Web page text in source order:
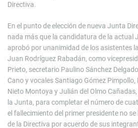
Directiva.
En el punto de elección de nueva Junta
nada más que la candidatura de la actual
aprobó por unanimidad de los asistentes
Juan Rodríguez Rabadán, como
Prieto, secretario Paulino Sánchez
Cano y vocales Santiago Gómez
Nieto Montoya y Julián del Olmo
la Junta, para completar el número de
el fallecimiento del primer presidente no
de la Directiva por acuerdo de sus